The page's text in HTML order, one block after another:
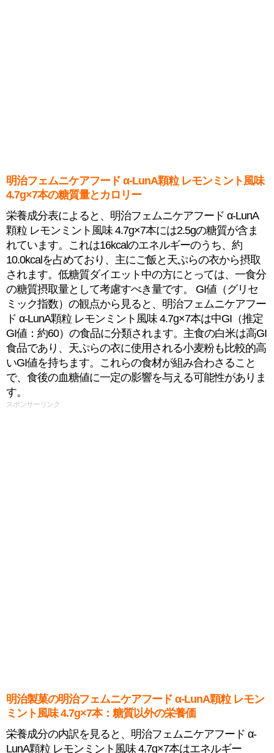
明治フェムニケアフード α-LunA顆粒 レモンミント風味
4.7g×7本の糖質量とカロリー
栄養成分表によると、明治フェムニケアフード α-LunA
顆粒 レモンミント風味 4.7g×7本には2.5gの糖質が含ま
れています。これは16kcalのエネルギーのうち、約
10.0kcalを占めており、主にご飯と天ぷらの衣から摂取
されます。低糖質ダイエット中の方にとっては、一食分
の糖質摂取量として考慮すべき量です。 GI値（グリセ
ミック指数）の観点から見ると、明治フェムニケアフー
ド α-LunA顆粒 レモンミント風味 4.7g×7本は中GI（推定
GI値：約60）の食品に分類されます。主食の白米は高GI
食品であり、天ぷらの衣に使用される小麦粉も比較的高
いGI値を持ちます。これらの食材が組み合わさること
で、食後の血糖値に一定の影響を与える可能性がありま
す。
スポンサーリンク
明治製菓の明治フェムニケアフード α-LunA顆粒 レモン
ミント風味 4.7g×7本：糖質以外の栄養価
栄養成分の内訳を見ると、明治フェムニケアフード α-
LunA顆粒 レモンミント風味 4.7g×7本はエネルギー